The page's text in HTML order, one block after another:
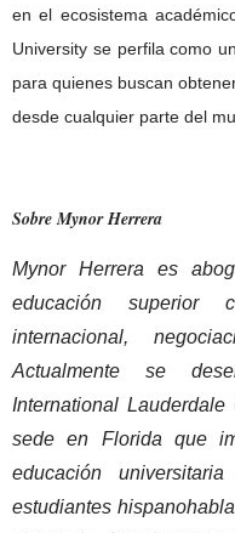
en el ecosistema
University se perfila como
para quienes buscan
desde cualquier parte del
Sobre Mynor Herrera
Mynor Herrera es
educación superior
internacional,
Actualmente se
International
sede en Florida que
educación
estudiantes